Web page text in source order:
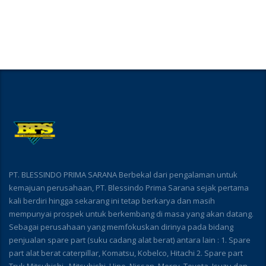
PT. BLESSINDO PRIMA SARANA Berbekal dari pengalaman untuk
kemajuan perusahaan, PT. Blessindo Prima Sarana sejak pertama
kali berdiri hingga sekarang ini tetap berkarya dan masih
mempunyai prospek untuk berkembang di masa yang akan datang.
Sebagai perusahaan yang memfokuskan dirinya pada bidang
penjualan spare part (suku cadang alat berat) antara lain : 1. Spare
part alat berat caterpillar, Komatsu, Kobelco, Hitachi 2. Spare part